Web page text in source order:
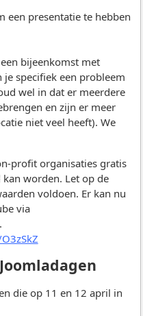
een presentatie te hebben
bijeenkomst met
specifiek een probleem
wel in dat er meerdere
en zijn er meer
niet veel heeft). We
profit organisaties gratis
worden. Let op de
voldoen. Er kan nu
via
.
die op 11 en 12 april in